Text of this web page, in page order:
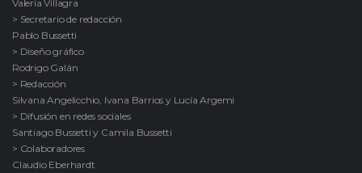
Valeria Villagra
> Secretario de redacción
Pablo Bussetti
> Diseño gráfico
Rodrigo Galán
> Redacción
Silvana Angelicchio, Ivana Barrios y Lucía Argemi
> Difusión en redes sociales
Santiago Bussetti y Camila Bussetti
> Colaboradores
Claudio Eberhardt